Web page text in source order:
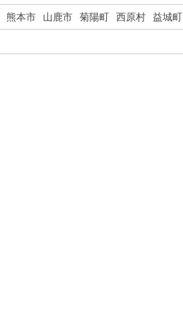
熊本市 山鹿市 菊陽町 西原村 益城町